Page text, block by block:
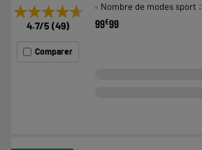
★★★★★
★★★★★
4.7/5 (49)
Comparer
Nombre de modes sport :
99€99